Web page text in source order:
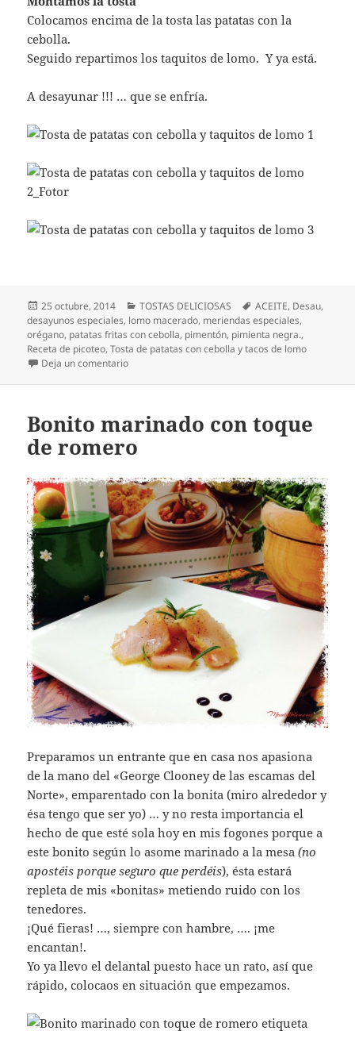
Colocamos encima de la tosta las patatas con la
cebolla.
Seguido repartimos los taquitos de lomo. Y ya está.
A desayunar !!! … que se enfría.
Publicado
el
25 octubre, 2014 Categorías
TOSTAS DELICIOSAS Etiquetas
ACEITE, Desau,
desayunos especiales, lomo macerado, meriendas especiales,
orégano, patatas fritas con cebolla, pimentón, pimienta negra.,
Receta de picoteo,Tosta de patatas con cebolla y tacos de lomo
Deja un comentarioen Tosta de patatas con cebolla y taquitos de lomo
Bonito marinado con toque
de romero
Preparamos un entrante que en casa nos apasiona
de la mano del «George Clooney de las escamas del
Norte», emparentado con la bonita (miro alrededor y
ésa tengo que ser yo) … y no resta importancia el
hecho de que esté sola hoy en mis fogones porque a
este bonito según lo asome marinado a la mesa(no
apostéis porque seguro que perdéis), ésta estará
repleta de mis «bonitas» metiendo ruido con los
tenedores.
¡Qué fieras! …, siempre con hambre, …. ¡me
encantan!.
Yo ya llevo el delantal puesto hace un rato, así que
rápido, colocaos en situación que empezamos.